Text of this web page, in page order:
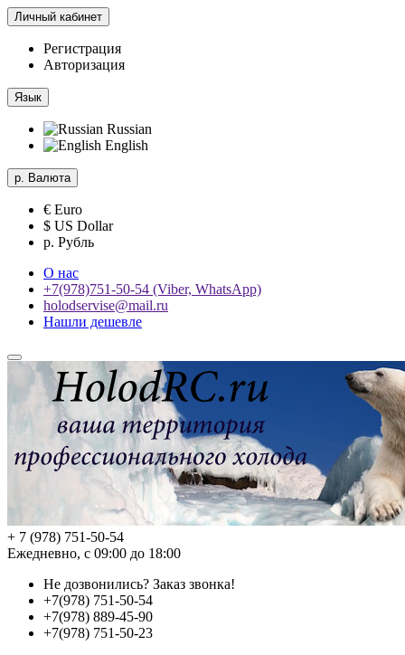
Личный кабинет
Регистрация
Авторизация
Язык
Russian
English
р. Валюта
€ Euro
$ US Dollar
р. Рубль
О нас
+7(978)751-50-54 (Viber, WhatsApp)
holodservise@mail.ru
Нашли дешевле
+ 7 (978) 751-50-54
Ежедневно, с 09:00 до 18:00
Не дозвонились? Заказ звонка!
+7(978) 751-50-54
+7(978) 889-45-90
+7(978) 751-50-23